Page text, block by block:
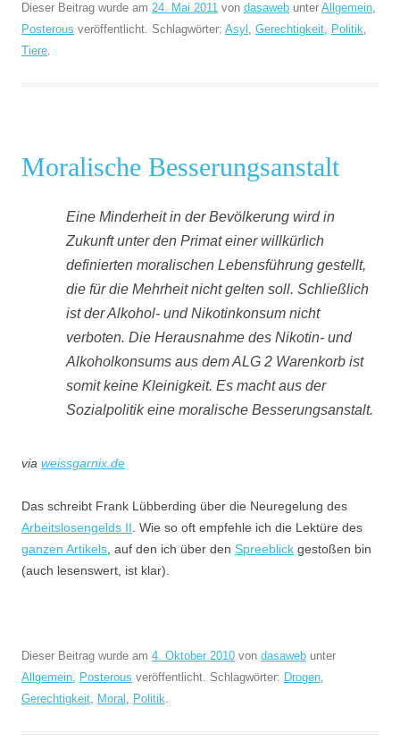
Dieser Beitrag wurde am 24. Mai 2011 von dasaweb unter Allgemein,
Posterous veröffentlicht. Schlagwörter: Asyl , Gerechtigkeit, Politik,
Tiere.
Moralische Besserungsanstalt
Eine Minderheit in der Bevölkerung wird in
Zukunft unter den Primat einer willkürlich
definierten moralischen Lebensführung gestellt,
die für die Mehrheit nicht gelten soll. Schließlich
ist der Alkohol- und Nikotinkonsum nicht
verboten. Die Herausnahme des Nikotin- und
Alkoholkonsums aus dem ALG 2 Warenkorb ist
somit keine Kleinigkeit. Es macht aus der
Sozialpolitik eine moralische Besserungsanstalt.
via weissgarnix.de
Das schreibt Frank Lübberding über die Neuregelung des
Arbeitslosengelds II . Wie so oft empfehle ich die Lektüre des
ganzen Artikels , auf den ich über den Spreeblick gestoßen bin
(auch lesenswert, ist klar).
Dieser Beitrag wurde am 4. Oktober 2010 von dasaweb unter
Allgemein, Posterous veröffentlicht. Schlagwörter: Drogen,
Gerechtigkeit, Moral , Politik.